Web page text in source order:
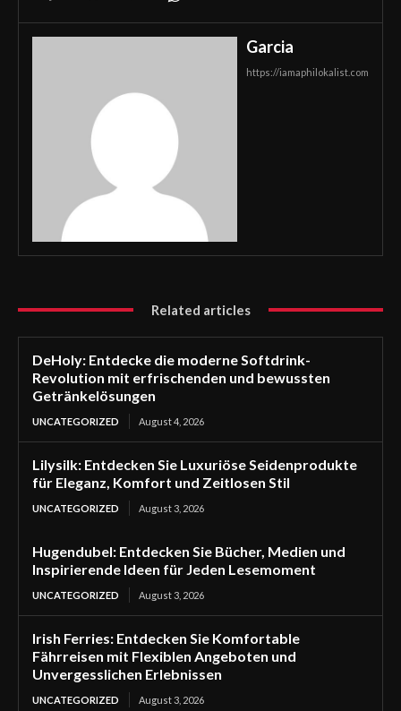
Garcia
https://iamaphilokalist.com
Related articles
DeHoly: Entdecke die moderne Softdrink-
Revolution mit erfrischenden und bewussten
Getränkelösungen
UNCATEGORIZED August 4, 2026
Lilysilk: Entdecken Sie Luxuriöse Seidenprodukte
für Eleganz, Komfort und Zeitlosen Stil
UNCATEGORIZED August 3, 2026
Hugendubel: Entdecken Sie Bücher, Medien und
Inspirierende Ideen für Jeden Lesemoment
UNCATEGORIZED August 3, 2026
Irish Ferries: Entdecken Sie Komfortable
Fährreisen mit Flexiblen Angeboten und
Unvergesslichen Erlebnissen
UNCATEGORIZED August 3, 2026